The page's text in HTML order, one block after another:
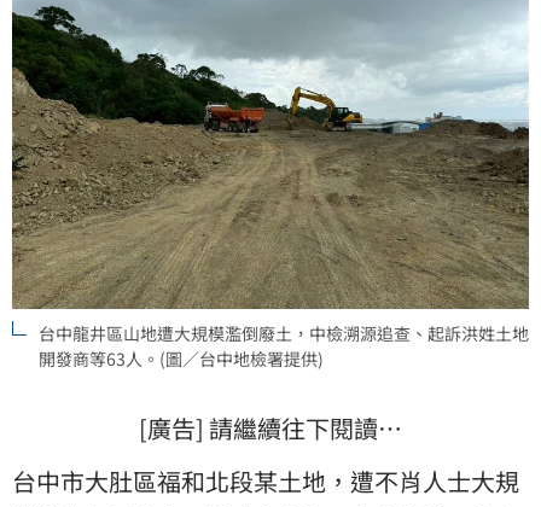
台中龍井區山地遭大規模濫倒廢土，中檢溯源追查、起訴洪姓土地
開發商等63人。(圖／台中地檢署提供)
[廣告] 請繼續往下閱讀…
台中市大肚區福和北段某土地，遭不肖人士大規